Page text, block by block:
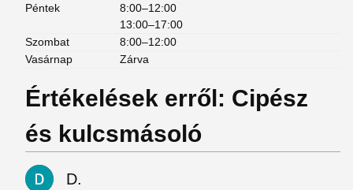
Péntek
8:00–12:00
13:00–17:00
Szombat
8:00–12:00
Vasárnap
Zárva
Értékelések erről: Cipész
és kulcsmásoló
D.